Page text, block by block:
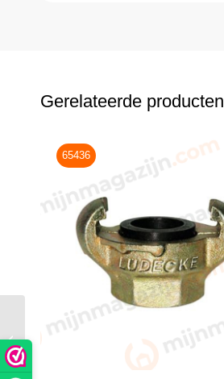
Gerelateerde producten
65436
GY 1” bu